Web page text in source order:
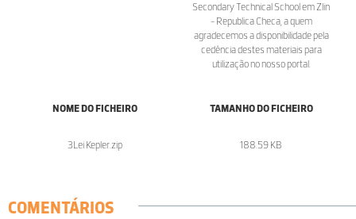
Secondary Technical School em Zlin
- Republica Checa, a quem
agradecemos a disponibilidade pela
cedência destes materiais para
utilização no nosso portal.
NOME DO FICHEIRO
3Lei Kepler.zip
TAMANHO DO FICHEIRO
188.59 KB
COMENTÁRIOS